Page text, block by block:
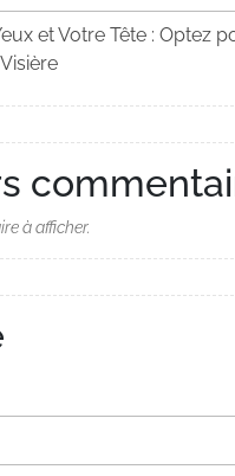
et Votre Tête : Optez
à afficher.